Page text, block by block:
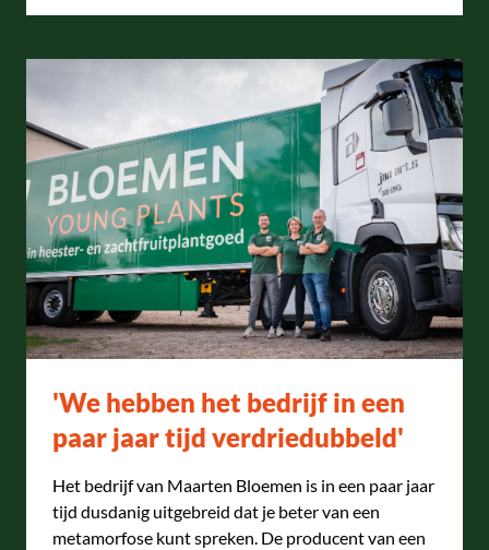
'We hebben het bedrijf in een
paar jaar tijd verdriedubbeld'
Het bedrijf van Maarten Bloemen is in een paar jaar
tijd dusdanig uitgebreid dat je beter van een
metamorfose kunt spreken. De producent van een